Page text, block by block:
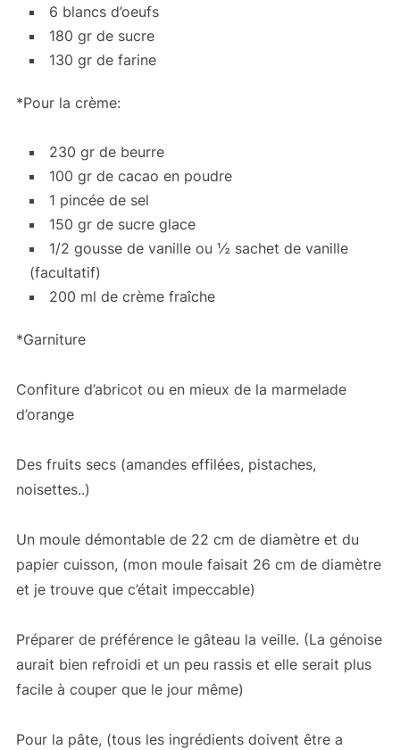
6 blancs d’oeufs
180 gr de sucre
130 gr de farine
*Pour la crème:
230 gr de beurre
100 gr de cacao en poudre
1 pincée de sel
150 gr de sucre glace
1/2 gousse de vanille ou ½ sachet de vanille
(facultatif)
200 ml de crème fraîche
*Garniture
Confiture d’abricot ou en mieux de la marmelade
d’orange
Des fruits secs (amandes effilées, pistaches,
noisettes..)
Un moule démontable de 22 cm de diamètre et du
papier cuisson, (mon moule faisait 26 cm de diamètre
et je trouve que c’était impeccable)
Préparer de préférence le gâteau la veille. (La génoise
aurait bien refroidi et un peu rassis et elle serait plus
facile à couper que le jour même)
Pour la pâte, (tous les ingrédients doivent être a